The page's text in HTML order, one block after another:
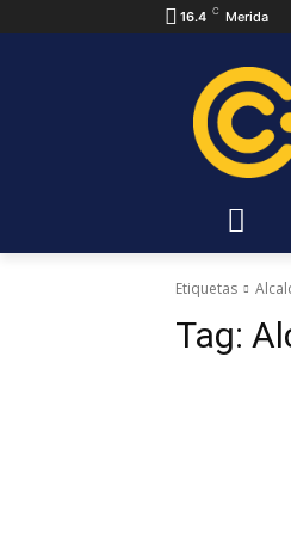
16.4 C Merida
Etiquetas
Tag: